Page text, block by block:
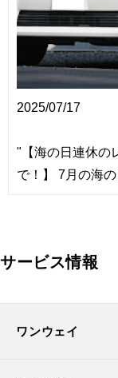
2025/07/17
"【海の日連休の
で！】 7月の海
サービス情報
ワンウェイ